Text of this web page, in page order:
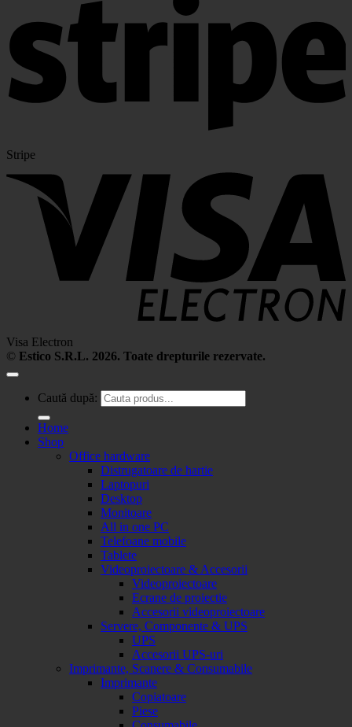
Stripe
Visa Electron
© Estico S.R.L. 2026. Toate drepturile rezervate.
Caută după:
Home
Shop
Office hardware
Distrugatoare de hartie
Laptopuri
Desktop
Monitoare
All in one PC
Telefoane mobile
Tablete
Videoproiectoare & Accesorii
Videoproiectoare
Ecrane de proiectie
Accesorii videoproiectoare
Servere, Componente & UPS
UPS
Accesorii UPS-uri
Imprimante, Scanere & Consumabile
Imprimante
Copiatoare
Piese